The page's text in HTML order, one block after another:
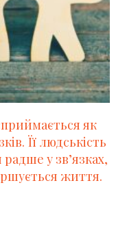
як
Її людськість
радше у зв’язках,
життя.